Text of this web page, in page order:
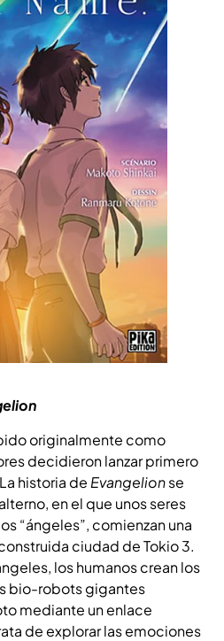
originalmente como
decidieron lanzar primero
historia de Evangelionse
en el que unos seres
“ángeles”, comienzan una
ciudad de Tokio 3.
los humanos crean los
bio-robots gigantes
mediante un enlace
de explorar las emociones